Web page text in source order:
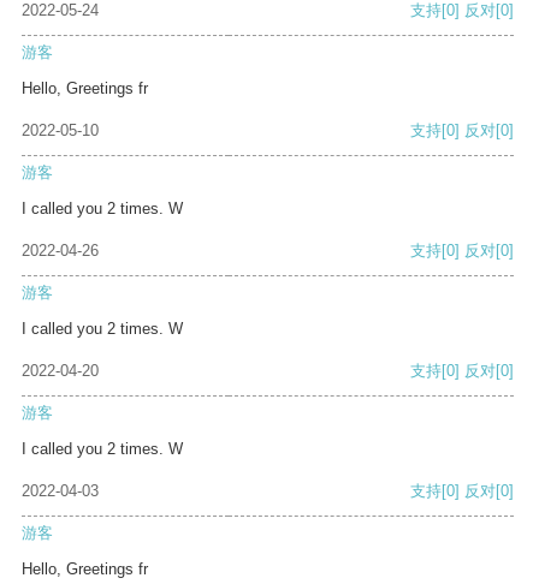
2022-05-24 支持[0] 反对[0]
游客
Hello, Greetings fr
2022-05-10 支持[0] 反对[0]
游客
I called you 2 times. W
2022-04-26 支持[0] 反对[0]
游客
I called you 2 times. W
2022-04-20 支持[0] 反对[0]
游客
I called you 2 times. W
2022-04-03 支持[0] 反对[0]
游客
Hello, Greetings fr